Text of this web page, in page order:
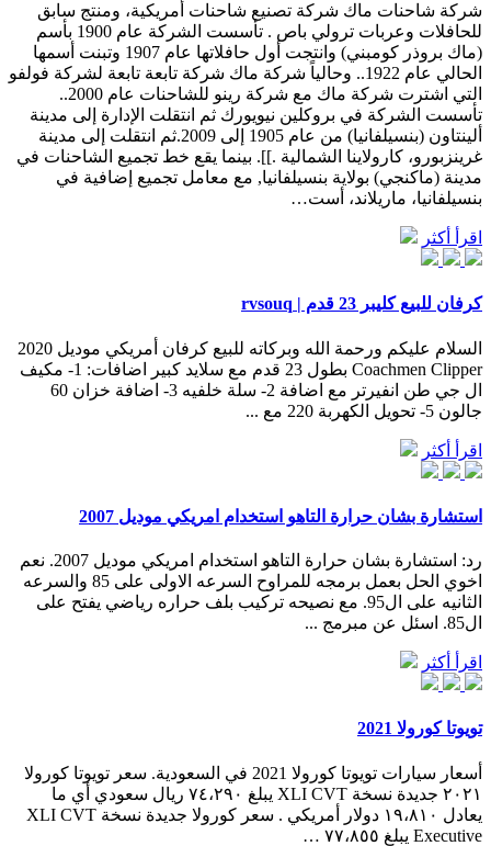
شركة شاحنات ماك شركة تصنيع شاحنات أمريكية، ومنتج سابق
للحافلات وعربات ترولي باص . تأسست الشركة عام 1900 بأسم
(ماك بروذر كومبني) وانتجت أول حافلاتها عام 1907 وتبنت أسمها
الحالي عام 1922.. وحالياً شركة ماك شركة تابعة تابعة لشركة فولفو
التي اشترت شركة ماك مع شركة رينو للشاحنات عام 2000..
تأسست الشركة في بروكلين نيويورك ثم انتقلت الإدارة إلى مدينة
ألينتاون (بنسيلفانيا) من عام 1905 إلى 2009.ثم انتقلت إلى مدينة
غرينزبورو، كارولاينا الشمالية .]]. بينما يقع خط تجميع الشاحنات في
مدينة (ماكنجي) بولاية بنسيلفانيا, مع معامل تجميع إضافية في
بنسيلفانيا، ماريلاند، أست…
اقرأ أكثر
كرفان للبيع كليبر 23 قدم | rvsouq
السلام عليكم ورحمة الله وبركاته للبيع كرفان أمريكي موديل 2020
‏Coachmen Clipper بطول 23 قدم مع سلايد كبير اضافات: 1- مكيف
ال جي طن انفيرتر مع اضافة 2- سلة خلفيه 3- اضافة خزان 60
جالون 5- تحويل الكهربة 220 مع ...
اقرأ أكثر
استشارة بشان حرارة التاهو استخدام امريكي موديل 2007
رد: استشارة بشان حرارة التاهو استخدام امريكي موديل 2007. نعم
اخوي الحل بعمل برمجه للمراوح السرعه الاولى على 85 والسرعه
الثانيه على ال95. مع نصيحه تركيب بلف حراره رياضي يفتح على
ال85. اسئل عن مبرمج ...
اقرأ أكثر
تويوتا كورولا 2021
أسعار سيارات تويوتا كورولا 2021 في السعودية. سعر تويوتا كورولا
٢٠٢١ جديدة نسخة XLI CVT يبلغ ٧٤،٢٩٠ ريال سعودي أي ما
يعادل ١٩،٨١٠ دولار أمريكي . سعر كورولا جديدة نسخة XLI CVT
Executive يبلغ ٧٧،٨٥٥ …